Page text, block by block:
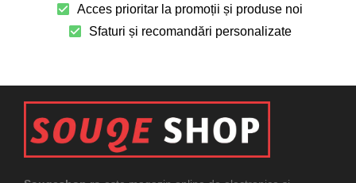
Acces prioritar la promoții și produse noi
Sfaturi și recomandări personalizate